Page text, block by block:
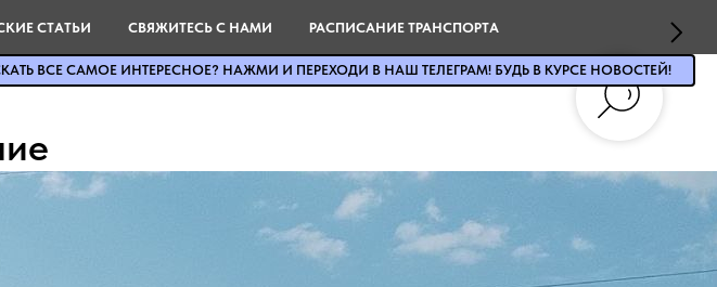
СТАТЬИ СВЯЖИТЕСЬ С НАМИ РАСПИСАНИЕ ТРАНСПОРТА
ВСЕ САМОЕ ИНТЕРЕСНОЕ? НАЖМИ И ПЕРЕХОДИ В НАШ ТЕЛЕГРАМ! БУДЬ В КУРСЕ НОВОСТЕЙ!